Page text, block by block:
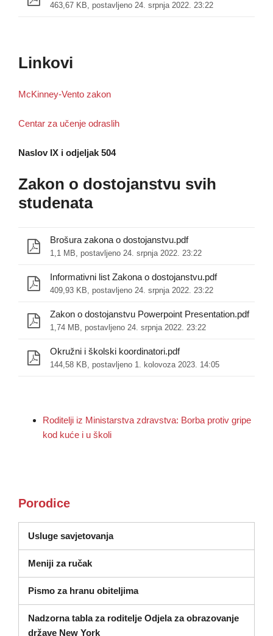
463,67 KB, postavljeno 24. srpnja 2022. 23:22
Linkovi
McKinney-Vento zakon
Centar za učenje odraslih
Naslov IX i odjeljak 504
Zakon o dostojanstvu svih
studenata
Brošura zakona o dostojanstvu.pdf
1,1 MB, postavljeno 24. srpnja 2022. 23:22
Informativni list Zakona o dostojanstvu.pdf
409,93 KB, postavljeno 24. srpnja 2022. 23:22
Zakon o dostojanstvu Powerpoint Presentation.pdf
1,74 MB, postavljeno 24. srpnja 2022. 23:22
Okružni i školski koordinatori.pdf
144,58 KB, postavljeno 1. kolovoza 2023. 14:05
Roditelji iz Ministarstva zdravstva: Borba protiv gripe
kod kuće i u školi
Porodice
Usluge savjetovanja(otvara se u novom prozoru)
Meniji za ručak
Pismo za hranu obiteljima
Nadzorna tabla za roditelje Odjela za obrazovanje
države New York(otvara se u novom prozoru)